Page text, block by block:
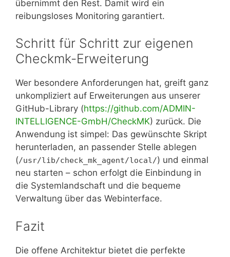
übernimmt den Rest. Damit wird ein
reibungsloses Monitoring garantiert.
Schritt für Schritt zur eigenen
Checkmk-Erweiterung
Wer besondere Anforderungen hat, greift ganz
unkompliziert auf Erweiterungen aus unserer
GitHub-Library (https://github.com/ADMIN-
INTELLIGENCE-GmbH/CheckMK) zurück. Die
Anwendung ist simpel: Das gewünschte Skript
herunterladen, an passender Stelle ablegen
(/usr/lib/check_mk_agent/local/) und einmal
neu starten – schon erfolgt die Einbindung in
die Systemlandschaft und die bequeme
Verwaltung über das Webinterface.
Fazit
Die offene Architektur bietet die perfekte